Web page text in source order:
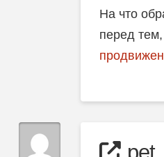
На что
перед